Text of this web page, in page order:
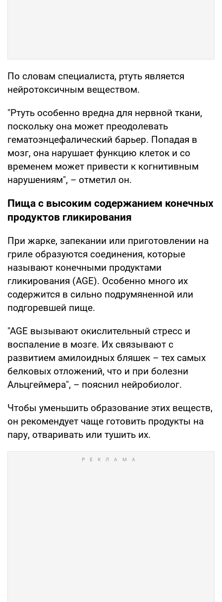
По словам специалиста, ртуть является
нейротоксичным веществом.
"Ртуть особенно вредна для нервной ткани,
поскольку она может преодолевать
гематоэнцефалический барьер. Попадая в
мозг, она нарушает функцию клеток и со
временем может привести к когнитивным
нарушениям", – отметил он.
Пища с высоким содержанием конечных
продуктов гликирования
При жарке, запекании или приготовлении на
гриле образуются соединения, которые
называют конечными продуктами
гликирования (AGE). Особенно много их
содержится в сильно подрумяненной или
подгоревшей пище.
"AGE вызывают окислительный стресс и
воспаление в мозге. Их связывают с
развитием амилоидных бляшек – тех самых
белковых отложений, что и при болезни
Альцгеймера", – пояснил нейробиолог.
Чтобы уменьшить образование этих веществ,
он рекомендует чаще готовить продукты на
пару, отваривать или тушить их.